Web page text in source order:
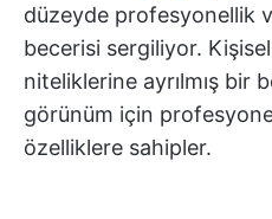
düzeyde profesyonellik
becerisi sergiliyor.
niteliklerine ayrılmış bir
görünüm için
özelliklere sahipler.